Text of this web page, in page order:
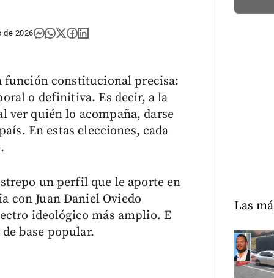
de 2026
función constitucional precisa:
o definitiva. Es decir, a la
ver quién lo acompaña, darse
En estas elecciones, cada
un perfil que le aporte en
con Juan Daniel Oviedo
ideológico más amplio. E
base popular.
Las